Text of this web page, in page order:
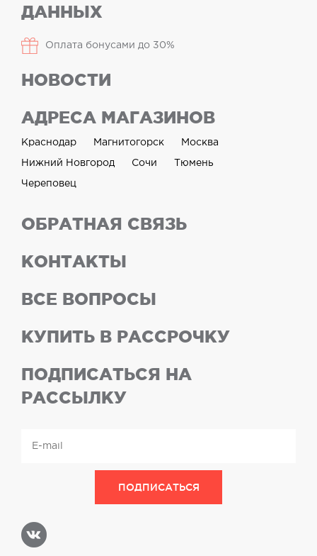
ДАННЫХ
Оплата бонусами до 30%
НОВОСТИ
АДРЕСА МАГАЗИНОВ
Краснодар Магнитогорск Москва
Нижний Новгород Сочи Тюмень
Череповец
ОБРАТНАЯ СВЯЗЬ
КОНТАКТЫ
ВСЕ ВОПРОСЫ
КУПИТЬ В РАССРОЧКУ
ПОДПИСАТЬСЯ НА
РАССЫЛКУ